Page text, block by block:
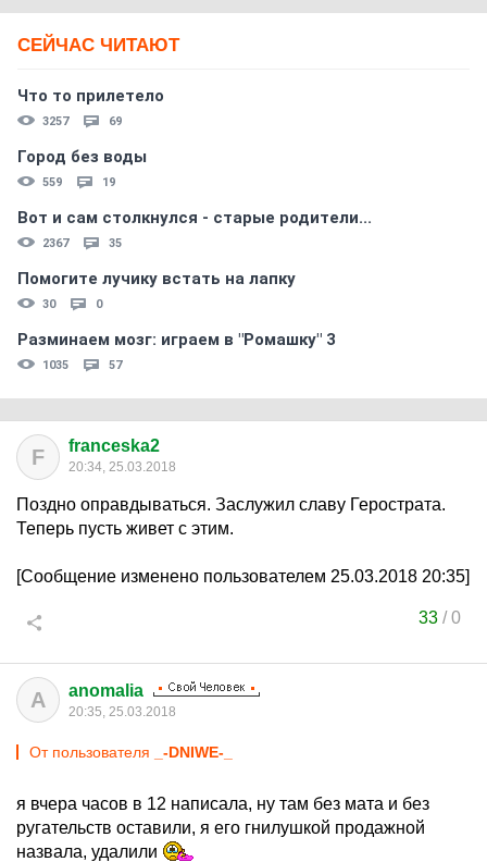
СЕЙЧАС ЧИТАЮТ
Что то прилетело
3257 69
Город без воды
559 19
Вот и сам столкнулся - старые родители...
2367 35
Помогите лучику встать на лапку
30 0
Разминаем мозг: играем в "Ромашку" 3
1035 57
F franceska2
20:34, 25.03.2018
Поздно оправдываться. Заслужил славу Герострата.
Теперь пусть живет с этим.
[Сообщение изменено пользователем 25.03.2018 20:35]
33 /0
A anomalia
20:35, 25.03.2018
От пользователя _-DNIWE-_
я вчера часов в 12 написала, ну там без мата и без
ругательств оставили, я его гнилушкой продажной
назвала, удалили